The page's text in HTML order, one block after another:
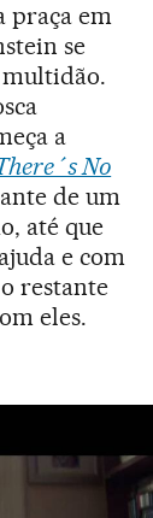
praça em
se
a
No
de um
até que
e com
restante
eles.